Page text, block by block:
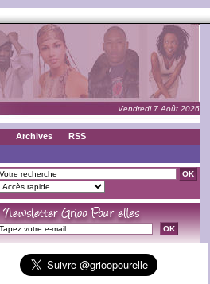
Vendredi 7 Août 2026
Archives
RSS